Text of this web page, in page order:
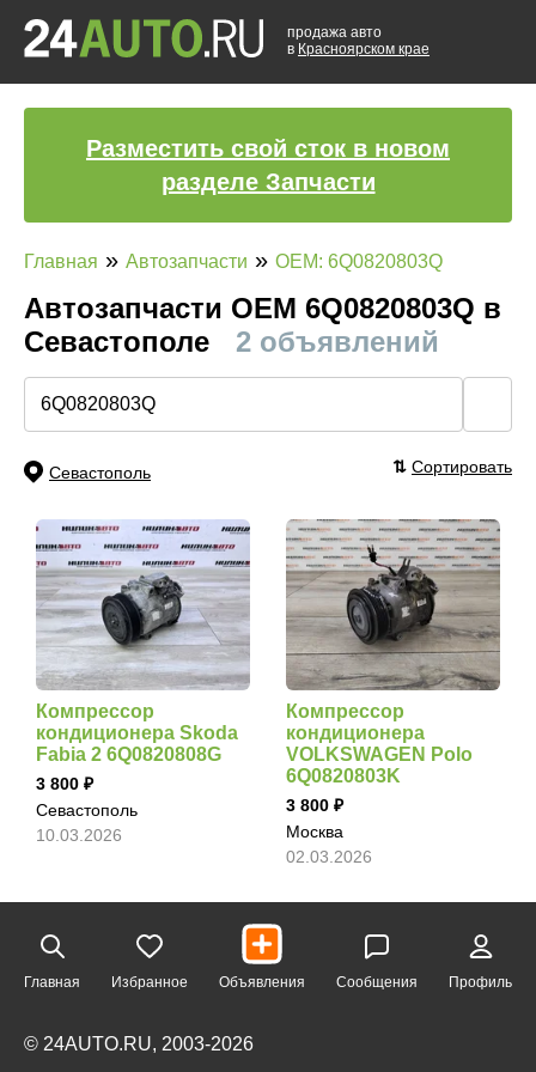
продажа авто
в Красноярском крае
Разместить свой сток в новом
разделе Запчасти
Главная » Автозапчасти » OEM: 6Q0820803Q
Автозапчасти ОЕМ 6Q0820803Q в
Севастополе
2 объявлений
Севастополь ⇅ Сортировать
Компрессор
кондиционера Skoda
Fabia 2 6Q0820808G
3 800
Севастополь
10.03.2026
Компрессор
кондиционера
VOLKSWAGEN Polo
6Q0820803K
3 800
Москва
02.03.2026
Главная Избранное Объявления Сообщения Профиль
© 24AUTO.RU, 2003-2026